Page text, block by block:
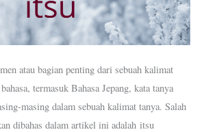
atau bagian penting dari sebuah kalimat
termasuk Bahasa Jepang, kata tanya
masing dalam sebuah kalimat tanya. Salah
dibahas dalam artikel ini adalah itsu